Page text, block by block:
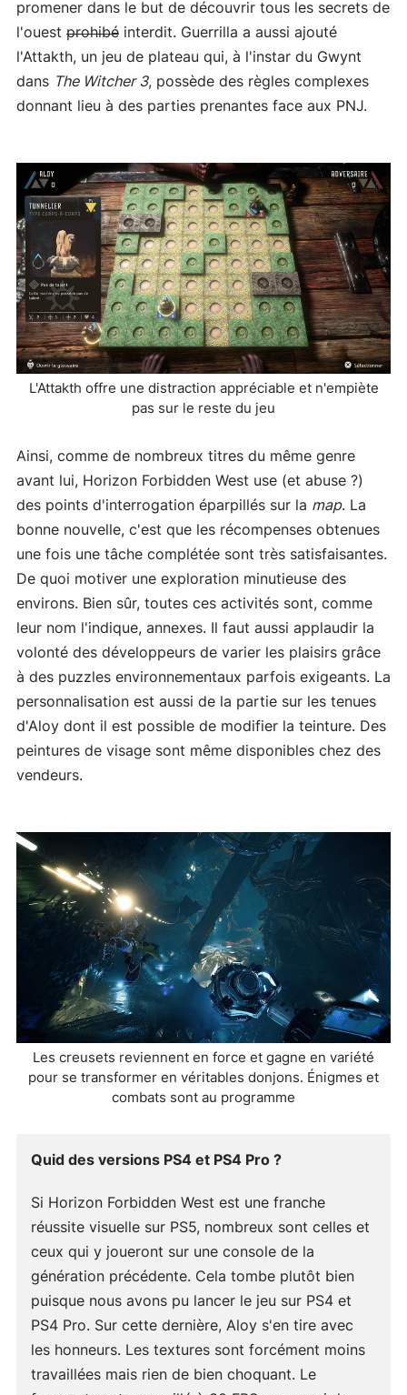
promener dans le but de découvrir tous les secrets de
l'ouest prohibé interdit. Guerrilla a aussi ajouté
l'Attakth, un jeu de plateau qui, à l'instar du Gwynt
dans The Witcher 3, possède des règles complexes
donnant lieu à des parties prenantes face aux PNJ.
L'Attakth offre une distraction appréciable et n'empiète
pas sur le reste du jeu
Ainsi, comme de nombreux titres du même genre
avant lui, Horizon Forbidden West use (et abuse ?)
des points d'interrogation éparpillés sur la map. La
bonne nouvelle, c'est que les récompenses obtenues
une fois une tâche complétée sont très satisfaisantes.
De quoi motiver une exploration minutieuse des
environs. Bien sûr, toutes ces activités sont, comme
leur nom l'indique, annexes. Il faut aussi applaudir la
volonté des développeurs de varier les plaisirs grâce
à des puzzles environnementaux parfois exigeants. La
personnalisation est aussi de la partie sur les tenues
d'Aloy dont il est possible de modifier la teinture. Des
peintures de visage sont même disponibles chez des
vendeurs.
Les creusets reviennent en force et gagne en variété
pour se transformer en véritables donjons. Énigmes et
combats sont au programme
Quid des versions PS4 et PS4 Pro ?
Si Horizon Forbidden West est une franche
réussite visuelle sur PS5, nombreux sont celles et
ceux qui y joueront sur une console de la
génération précédente. Cela tombe plutôt bien
puisque nous avons pu lancer le jeu sur PS4 et
PS4 Pro. Sur cette dernière, Aloy s'en tire avec
les honneurs. Les textures sont forcément moins
travaillées mais rien de bien choquant. Le